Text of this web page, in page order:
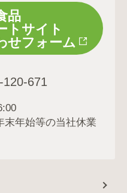
品
トサイト
せフォーム
120-671
末年始等の当社休業